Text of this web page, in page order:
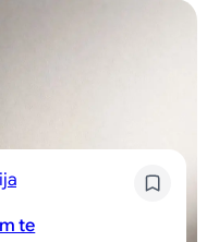
te